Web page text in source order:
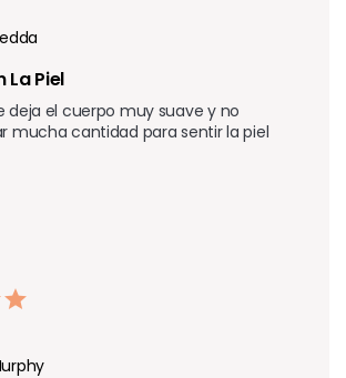
La Piel
deja el cuerpo muy suave y no
mucha cantidad para sentir la piel